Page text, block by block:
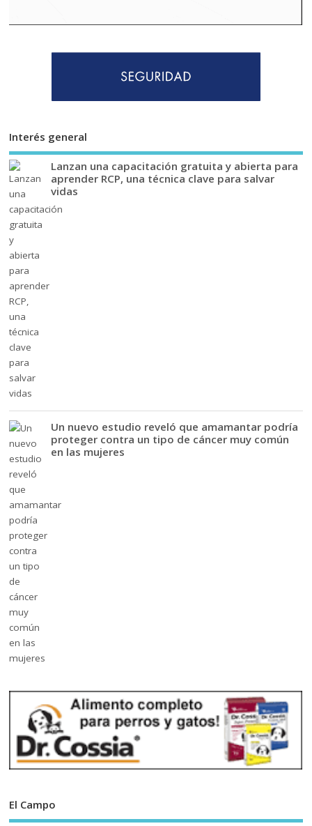
Interés general
Lanzan una capacitación gratuita y abierta para
aprender RCP, una técnica clave para salvar
vidas
Un nuevo estudio reveló que amamantar podría
proteger contra un tipo de cáncer muy común
en las mujeres
El Campo